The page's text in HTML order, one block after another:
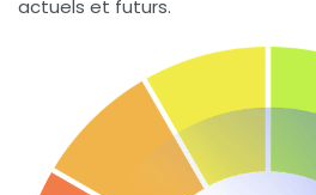
actuels et futurs.